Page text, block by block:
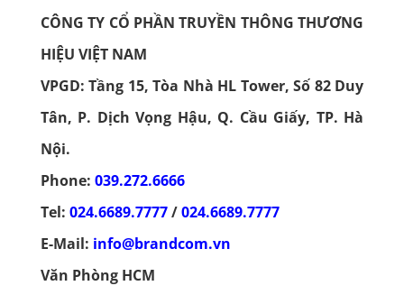
CÔNG TY CỔ PHẦN TRUYỀN THÔNG THƯƠNG
HIỆU VIỆT NAM
VPGD: Tầng 15, Tòa Nhà HL Tower, Số 82 Duy
Tân, P. Dịch Vọng Hậu, Q. Cầu Giấy, TP. Hà
Nội.
Phone: 039.272.6666
Tel: 024.6689.7777/024.6689.7777
E-Mail: info@brandcom.vn
Văn Phòng HCM